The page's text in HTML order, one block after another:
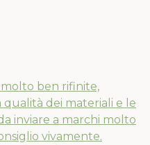
molto ben rifinite,
qualità dei materiali e le
inviare a marchi molto
vivamente.